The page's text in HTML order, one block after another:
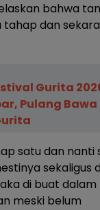
bahwa
tahap dan
Gurita
Pulang Bawa
satu dan nanti
sekaligus
di buat dalam
meski belum